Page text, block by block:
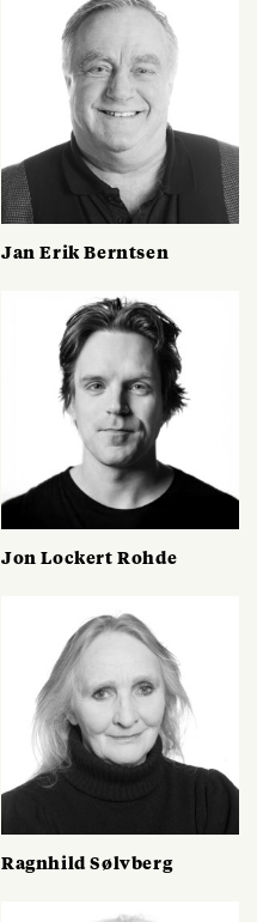
Jan Erik Berntsen
Jon Lockert Rohde
Ragnhild Sølvberg